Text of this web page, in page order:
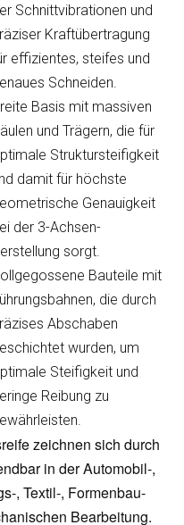
Schnittvibrationen und
Kraftübertragung
effizientes, steifes und
Schneiden.
Basis mit massiven
und Trägern, die für
Struktursteifigkeit
damit für höchste
Genauigkeit
der 3-Achsen-
sorgt.
Bauteile mit
die durch
Abschaben
wurden, um
Steifigkeit und
Reibung zu
zeichnen sich durch
in der Automobil-,
, Textil-, Formenbau-
Bearbeitung.